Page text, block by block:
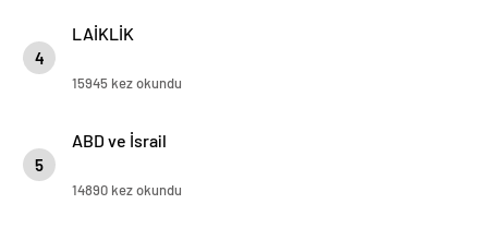
4
LAİKLİK
15945 kez okundu
5
ABD ve İsrail
14890 kez okundu